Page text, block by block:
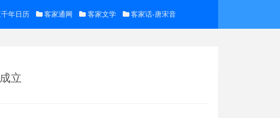
千年日历 客家通网 客家文学 客家话-唐宋音
立